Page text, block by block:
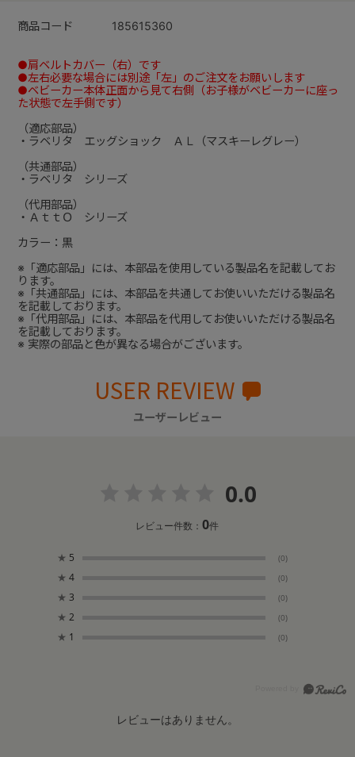
商品コード 185615360
●肩ベルトカバー（右）です
●左右必要な場合には別途「左」のご注文をお願いします
●ベビーカー本体正面から見て右側（お子様がベビーカーに座っ
た状態で左手側です）
（適応部品）
・ラベリタ エッグショック ＡＬ（マスキーレグレー）
（共通部品）
・ラベリタ シリーズ
（代用部品）
・ＡｔｔＯ シリーズ
カラー：黒
※「適応部品」には、本部品を使用している製品名を記載してお
ります。
※「共通部品」には、本部品を共通してお使いいただける製品名
を記載しております。
※「代用部品」には、本部品を代用してお使いいただける製品名
を記載しております。
※ 実際の部品と色が異なる場合がございます。
USER REVIEW
ユーザーレビュー
0.0
レビュー件数：0件
★ 5 (0)
★ 4 (0)
★ 3 (0)
★ 2 (0)
★ 1 (0)
レビューはありません。